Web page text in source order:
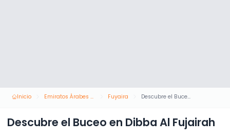
Inicio Emiratos Árabes Unidos Fuyaira Descubre el Buceo en Dibba Al Fujairah
Descubre el Buceo en Dibba Al Fujairah